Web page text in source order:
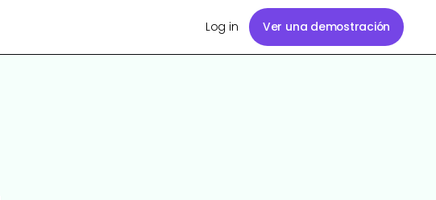
Log in Ver una demostración